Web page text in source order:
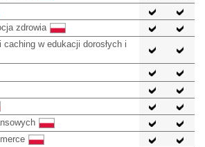
zdrowia
w edukacji dorosłych i